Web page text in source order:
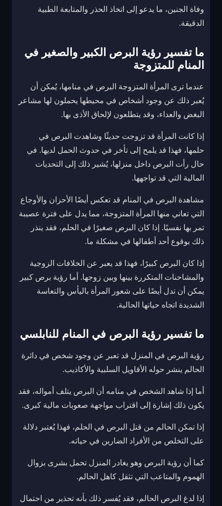
وفاة الجنين، ما يدعو إلى اتخاذ الحذر والمتابعة الطبية
الدقيقة.
ما تفسير رؤية البرص الكبير والصغير في
المنام للمتزوجة
عندما ترى المرأة المتزوجة البرص في منامها، يُمكن أن
يُعبر ذلك عن وجود أشخاص في محيطها يحملون لها مشاعر
البغض والعداء، وقد يتطلعون لإلحاق الأذى بها.
إذا كانت المرأة قد تزوجت حديثًا وشاهدت البرص في
حلمها، فهذا قد يلمح إلى تأخر في حدوث الحمل لديها. في
حال رأت البرص داخل منزلها، يُشير ذلك إلى التحديات
المالية التي قد تواجهها.
مشاهدة البرص في المنام قد تعكس أيضًا الأحزان والأوجاع
التي تعاني منها المرأة المتزوجة، مما يدل على فترة عصيبة
تمر بها نفسيًا. إذا كان البرص صغيرًا في الحلم، فقد ينذر
ذلك بوقوع أحد أطفالها في مشكلة ما.
إذا كان البرص كبيرًا، فهذا قد يعبر عن الخلافات الزوجية
والمشاحنات المتكررة بينها وبين زوجها. أما رؤية برص كبير
يمكن أن تدل أيضًا على شعور المرأة باليأس والتعاسة
الشديدة اتجاه حياتها الحالية.
ما تفسير رؤية البرص في المنام للنابلسي
رؤية البرص في المنزل قد تعبر عن وجود شخص في دائرة
الحالم ينشر حوله الأقاويل السلبية والأكاذيب.
أما إذا شاهد الشخص في منامه أن البرص يتلف أمواله، فقد
يكون ذلك إشارة إلى اقتراب مواجهة صعوبات مالية كبرى.
إذا تمكن الحالم من قتل البرص في الحلم، فهذا يُعتبر دلالة
على التخلص من الأفراد الضارين في حياته.
كما أن رؤية البرص وهو يغادر المنزل تحمل بشرى بزوال
الهموم والمتاعب التي تثقل كاهل الحالم.
إذا لدغ البرص الحالم، فقد يُفسر ذلك بأنه تحذير من احتمال